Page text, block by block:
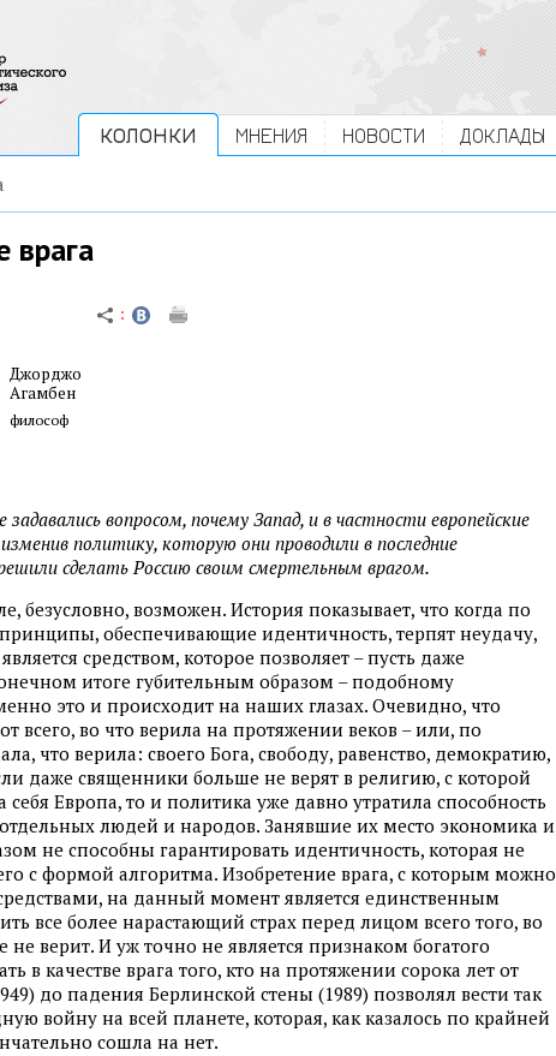
КОЛОНКИ МНЕНИЯ НОВОСТИ ДОКЛАДЫ
врага
Джорджо
Агамбен
философ
вопросом, почему Запад, и в частности европейские
политику, которую они проводили в последние
сделать Россию своим смертельным врагом.
безусловно, возможен. История показывает, что когда по
обеспечивающие идентичность, терпят неудачу,
средством, которое позволяет – пусть даже
итоге губительным образом – подобному
это и происходит на наших глазах. Очевидно, что
всего, во что верила на протяжении веков – или, по
что верила: своего Бога, свободу, равенство, демократию,
даже священники больше не верят в религию, с которой
Европа, то и политика уже давно утратила способность
людей и народов. Занявшие их место экономика и
не способны гарантировать идентичность, которая не
с формой алгоритма. Изобретение врага, с которым можно
на данный момент является единственным
все более нарастающий страх перед лицом всего того, во
не верит. И уж точно не является признаком богатого
в качестве врага того, кто на протяжении сорока лет от
до падения Берлинской стены (1989) позволял вести так
войну на всей планете, которая, как казалось по крайней
сошла на нет.